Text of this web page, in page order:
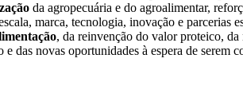
da agropecuária e do agroalimentar,
marca, tecnologia, inovação e parcerias
, da reinvenção do valor proteico, da
e das novas oportunidades à espera de serem